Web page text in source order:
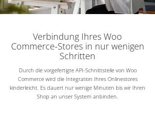
Verbindung Ihres Woo
Commerce-Stores in nur wenigen
Schritten
Durch die vorgefertigte API-Schnittstelle von Woo
Commerce wird die Integration Ihres Onlinestores
kinderleicht. Es dauert nur wenige Minuten bis wir Ihren
Shop an unser System anbinden.